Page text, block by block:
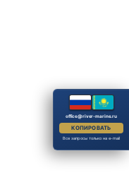
office@river-marine.ru
КОПИРОВАТЬ
Все запросы только на e-mail